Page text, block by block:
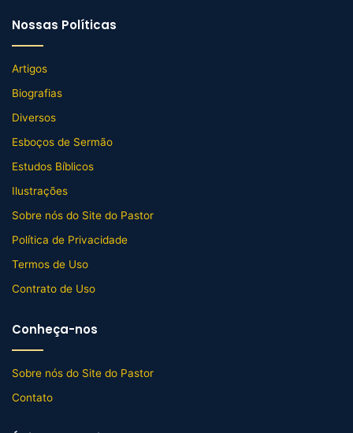
Nossas Políticas
Artigos
Biografias
Diversos
Esboços de Sermão
Estudos Bíblicos
Ilustrações
Sobre nós do Site do Pastor
Política de Privacidade
Termos de Uso
Contrato de Uso
Conheça-nos
Sobre nós do Site do Pastor
Contato